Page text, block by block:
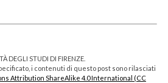
DEGLI STUDI DI FIRENZE.
i contenuti di questo post sono rilasciati
Attribution ShareAlike 4.0 International (CC